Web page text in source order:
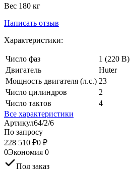
Вес 180 кг
Написать отзыв
Характеристики:
Число фаз
1 (220 В)
Двигатель
Huter
Мощность двигателя (л.с.) 23
Число цилиндров
2
Число тактов
4
Все характеристики
Артикул64/2/6
По запросу
228 510 ₽0 ₽
0Экономия 0
Под заказ